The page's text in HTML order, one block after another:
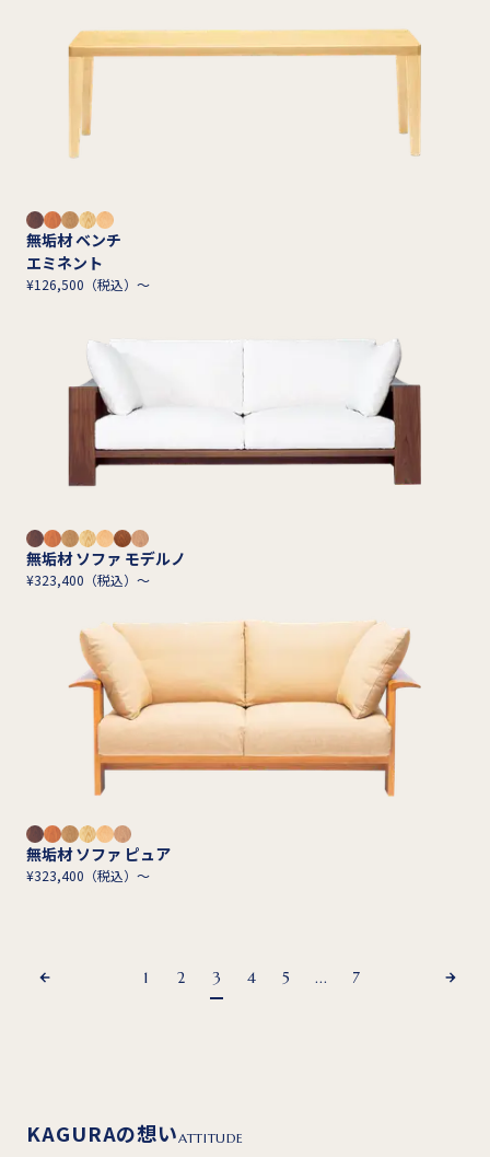
無垢材 ベンチ
エミネント
¥126,500（税込）～
無垢材 ソファ モデルノ
¥323,400（税込）～
無垢材 ソファ ピュア
¥323,400（税込）～
1 2 3 4 5 ... 7
KAGURAの想いATTITUDE